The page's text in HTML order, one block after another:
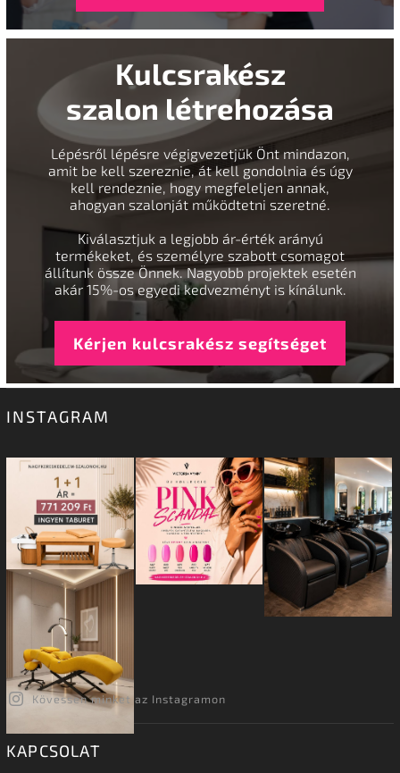
Kulcsrakész
szalon létrehozása
Lépésről lépésre végigvezetjük Önt mindazon,
amit be kell szereznie, át kell gondolnia és úgy
kell rendeznie, hogy megfeleljen annak,
ahogyan szalonját működtetni szeretné.
Kiválasztjuk a legjobb ár-érték arányú
termékeket, és személyre szabott csomagot
állítunk össze Önnek. Nagyobb projektek esetén
akár 15%-os egyedi kedvezményt is kínálunk.
Kérjen kulcsrakész segítséget
INSTAGRAM
Kövessen minket az Instagramon
KAPCSOLAT